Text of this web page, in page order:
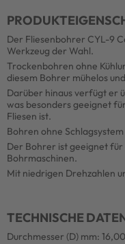
Der Fliesenbohrer CYL-9
Werkzeug der Wahl.
Trockenbohren ohne
diesem Bohrer mühelos
Darüber hinaus verfügt er
was besonders geeignet
Fliesen ist.
Bohren ohne
Der Bohrer ist geeignet
Bohrmaschinen.
Mit niedrigen Drehzahlen
TECHNISCHE
Durchmesser (D) mm: 16,00